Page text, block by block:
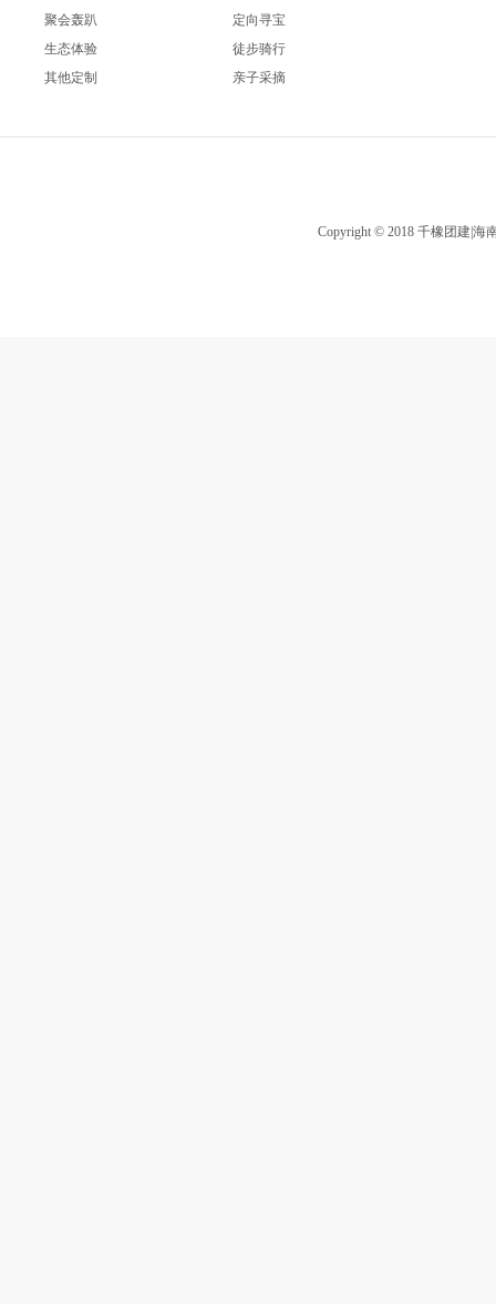
聚会轰趴
生态体验
其他定制
定向寻宝
徒步骑行
亲子采摘
Copyright © 2018 千橡团建|